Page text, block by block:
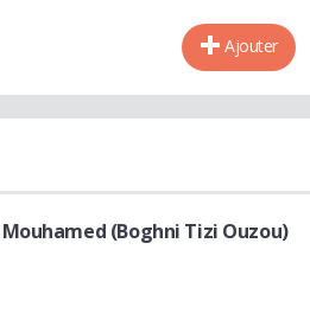
Ajouter
(Boghni Tizi Ouzou)